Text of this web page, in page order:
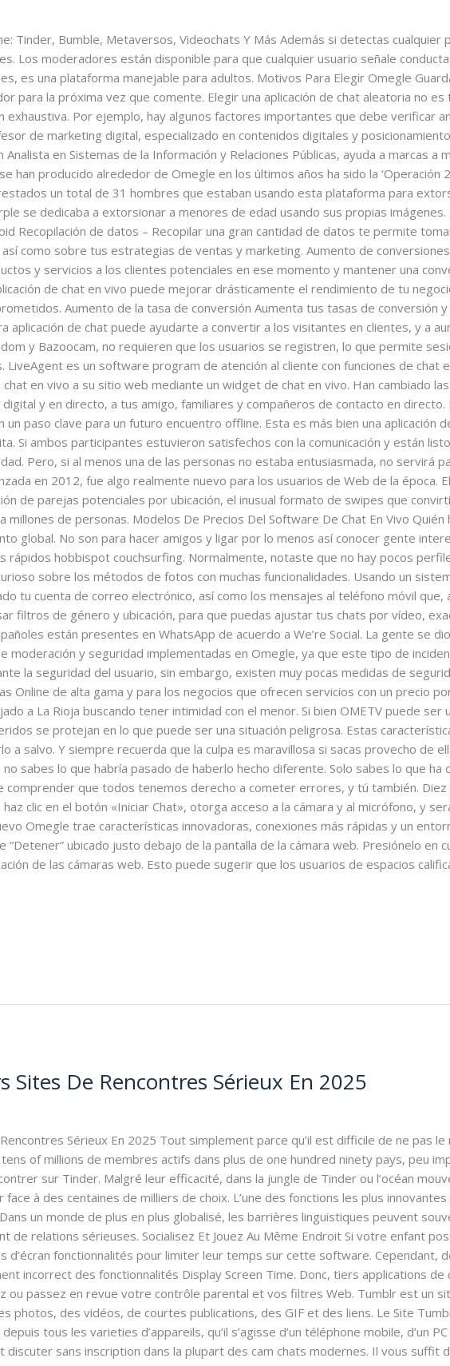
Tinder, Bumble, Metaversos, Videochats Y Más Además si detectas cualquier
Los moderadores están disponible para que cualquier usuario señale
es una plataforma manejable para adultos. Motivos Para Elegir Omegle
para la próxima vez que comente. Elegir una aplicación de chat aleatoria no es
exhaustiva. Por ejemplo, hay algunos factores importantes que debe verificar
de marketing digital, especializado en contenidos digitales y
en Sistemas de la Información y Relaciones Públicas, ayuda a marcas a
han producido alrededor de Omegle en los últimos años ha sido la ‘Operación
un total de 31 hombres que estaban usando esta plataforma para
se dedicaba a extorsionar a menores de edad usando sus propias imágenes.
Recopilación de datos – Recopilar una gran cantidad de datos te permite
como sobre tus estrategias de ventas y marketing. Aumento de
y servicios a los clientes potenciales en ese momento y mantener una
de chat en vivo puede mejorar drásticamente el rendimiento de tu
Aumento de la tasa de conversión Aumenta tus tasas de conversión y
aplicación de chat puede ayudarte a convertir a los visitantes en clientes, y a
y Bazoocam, no requieren que los usuarios se registren, lo que permite
LiveAgent es un software program de atención al cliente con funciones de chat
en vivo a su sitio web mediante un widget de chat en vivo. Han cambiado
y en directo, a tus amigo, familiares y compañeros de contacto en directo.
un paso clave para un futuro encuentro offline. Esta es más bien una aplicación
Si ambos participantes estuvieron satisfechos con la comunicación y están
Pero, si al menos una de las personas no estaba entusiasmada, no servirá
en 2012, fue algo realmente nuevo para los usuarios de Web de la época.
de parejas potenciales por ubicación, el inusual formato de swipes que
millones de personas. Modelos De Precios Del Software De Chat En Vivo
global. No son para hacer amigos y ligar por lo menos así conocer gente
rápidos hobbispot couchsurfing. Normalmente, notaste que no hay pocos
sobre los métodos de fotos con muchas funcionalidades. Usando un
tu cuenta de correo electrónico, así como los mensajes al teléfono móvil que,
filtros de género y ubicación, para que puedas ajustar tus chats por vídeo,
están presentes en WhatsApp de acuerdo a We’re Social. La gente se
moderación y seguridad implementadas en Omegle, ya que este tipo de
la seguridad del usuario, sin embargo, existen muy pocas medidas de
Online de alta gama y para los negocios que ofrecen servicios con un precio
a La Rioja buscando tener intimidad con el menor. Si bien OMETV puede
se protejan en lo que puede ser una situación peligrosa. Estas
a salvo. Y siempre recuerda que la culpa es maravillosa si sacas provecho de
sabes lo que habría pasado de haberlo hecho diferente. Solo sabes lo que
comprender que todos tenemos derecho a cometer errores, y tú también.
clic en el botón «Iniciar Chat», otorga acceso a la cámara y al micrófono, y
Omegle trae características innovadoras, conexiones más rápidas y un
“Detener” ubicado justo debajo de la pantalla de la cámara web. Presiónelo en
de las cámaras web. Esto puede sugerir que los usuarios de espacios
Sites De Rencontres Sérieux En 2025
Sérieux En 2025 Tout simplement parce qu’il est difficile de ne pas
of millions de membres actifs dans plus de one hundred ninety pays, peu
sur Tinder. Malgré leur efficacité, dans la jungle de Tinder ou l’océan
à des centaines de milliers de choix. L’une des fonctions les plus
un monde de plus en plus globalisé, les barrières linguistiques peuvent
de relations sérieuses. Socialisez Et Jouez Au Même Endroit Si votre enfant
d’écran fonctionnalités pour limiter leur temps sur cette software. Cependant,
incorrect des fonctionnalités Display Screen Time. Donc, tiers applications
ou passez en revue votre contrôle parental et vos filtres Web. Tumblr est un
photos, des vidéos, de courtes publications, des GIF et des liens. Le Site
tous les varieties d’appareils, qu’il s’agisse d’un téléphone mobile, d’un
sans inscription dans la plupart des cam chats modernes. Il vous suffit